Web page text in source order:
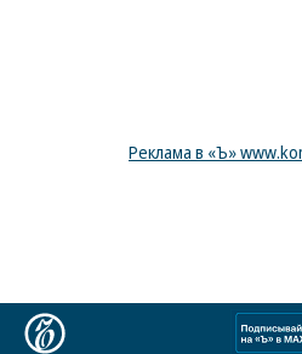
Реклама в «Ъ»